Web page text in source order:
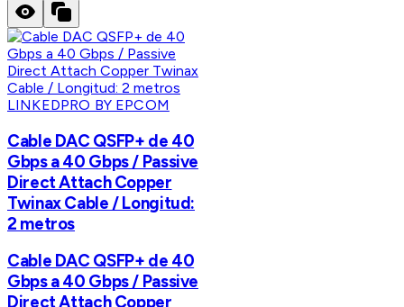
LINKEDPRO BY EPCOM
Cable DAC QSFP+ de 40
Gbps a 40 Gbps / Passive
Direct Attach Copper
Twinax Cable / Longitud:
2 metros
Cable DAC QSFP+ de 40
Gbps a 40 Gbps / Passive
Direct Attach Copper